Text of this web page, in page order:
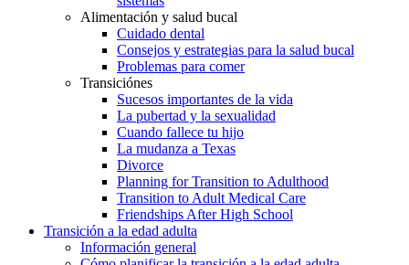
Alimentación y salud bucal
Cuidado dental
Consejos y estrategias para la salud bucal
Problemas para comer
Transiciónes
Sucesos importantes de la vida
La pubertad y la sexualidad
Cuando fallece tu hijo
La mudanza a Texas
Divorce
Planning for Transition to Adulthood
Transition to Adult Medical Care
Friendships After High School
Transición a la edad adulta
Información general